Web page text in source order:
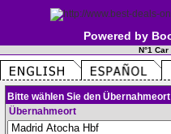
Powered by
N°1
Bitte wählen Sie den
Übernahmeort